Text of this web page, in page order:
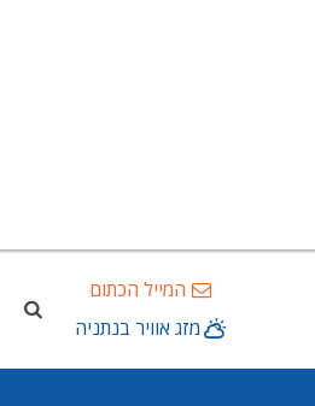
המייל הכתום
מזג אוויר בנתניה